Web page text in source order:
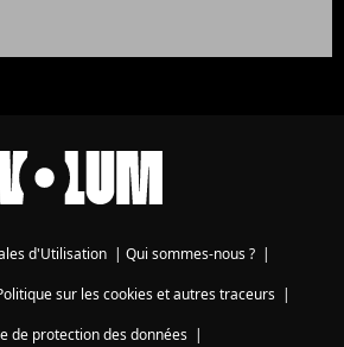
d'Utilisation | Qui sommes-nous ? |
sur les cookies et autres traceurs|
de protection des données|